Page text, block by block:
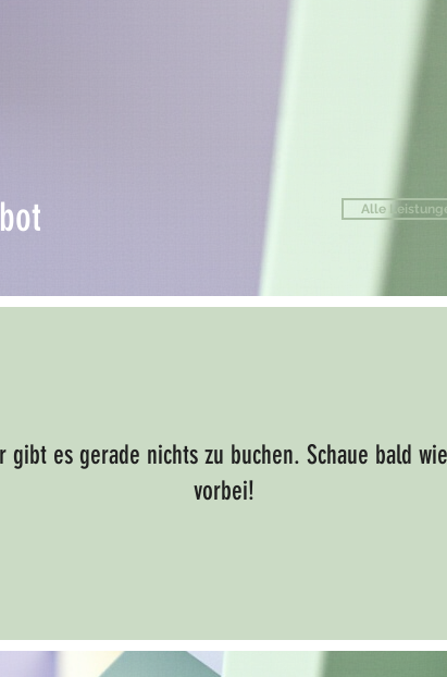
Alle
gibt es gerade nichts zu buchen. Schaue bald
vorbei!